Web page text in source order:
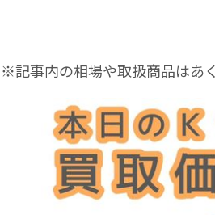
※記事内の相場や取扱商品はあ